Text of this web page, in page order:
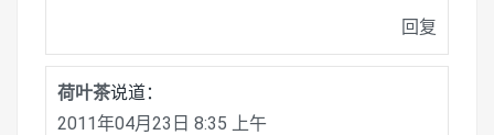
回复
荷叶茶说道：
2011年04月23日 8:35 上午